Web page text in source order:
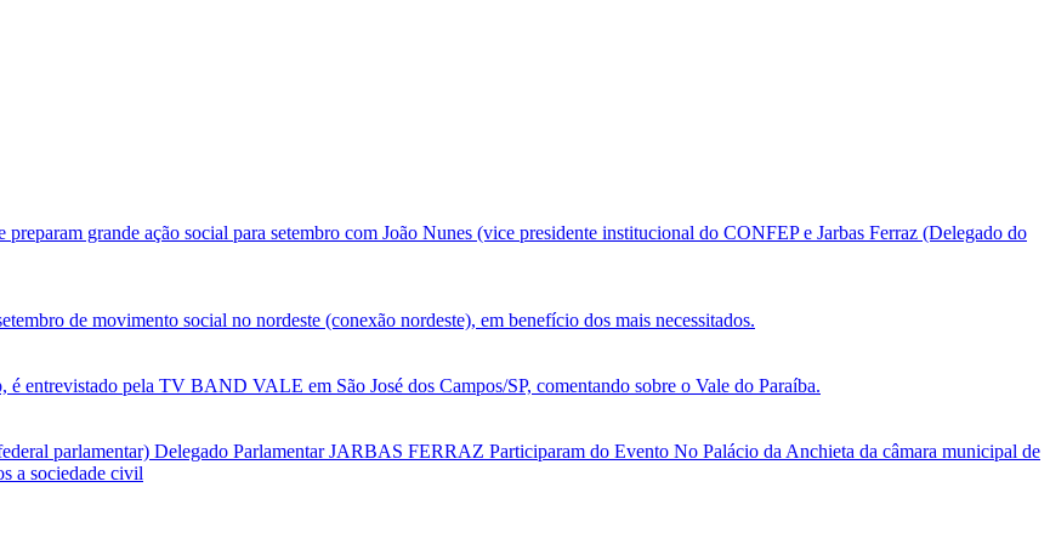
grande ação social para setembro com João Nunes (vice presidente institucional do CONFEP e Jarbas Ferraz (Delegado do
de movimento social no nordeste (conexão nordeste), em benefício dos mais necessitados.
entrevistado pela TV BAND VALE em São José dos Campos/SP, comentando sobre o Vale do Paraíba.
parlamentar) Delegado Parlamentar JARBAS FERRAZ Participaram do Evento No Palácio da Anchieta da câmara municipal de
a sociedade civil